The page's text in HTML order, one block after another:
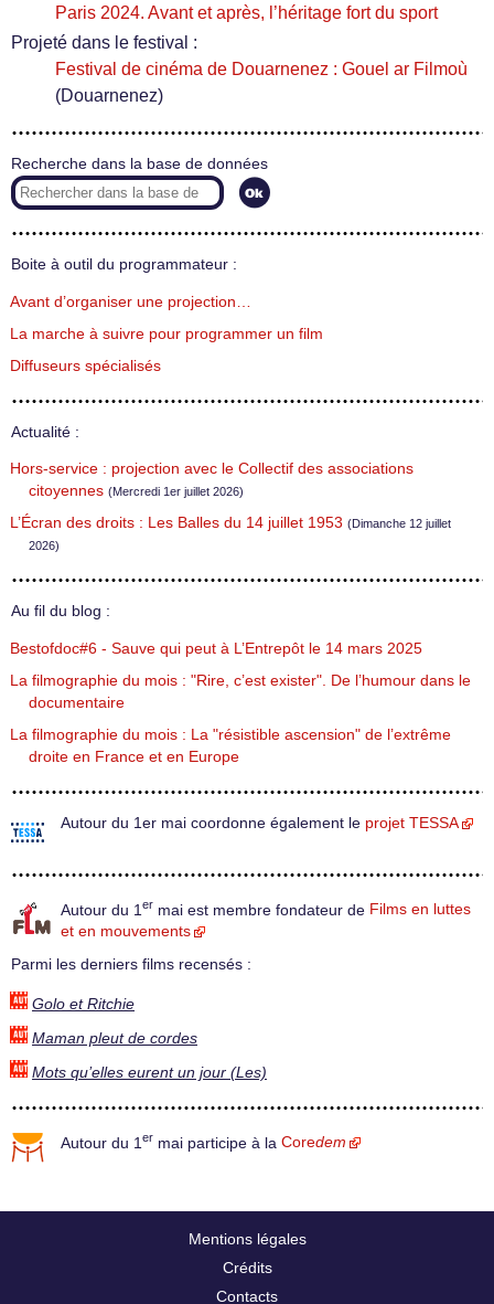
Paris 2024. Avant et après, l’héritage fort du sport
Projeté dans le festival :
Festival de cinéma de Douarnenez : Gouel ar Filmoù
(Douarnenez)
Recherche dans la base de données
Boite à outil du programmateur :
Avant d’organiser une projection…
La marche à suivre pour programmer un film
Diffuseurs spécialisés
Actualité :
Hors-service : projection avec le Collectif des associations
citoyennes (Mercredi 1er juillet 2026)
L’Écran des droits : Les Balles du 14 juillet 1953 (Dimanche 12 juillet
2026)
Au fil du blog :
Bestofdoc#6 - Sauve qui peut à L’Entrepôt le 14 mars 2025
La filmographie du mois : "Rire, c’est exister". De l’humour dans le
documentaire
La filmographie du mois : La "résistible ascension" de l’extrême
droite en France et en Europe
Autour du 1er mai coordonne également le projet TESSA
Autour du 1 er mai est membre fondateur de Films en luttes
et en mouvements
Parmi les derniers films recensés :
Golo et Ritchie
Maman pleut de cordes
Mots qu’elles eurent un jour (Les)
Autour du 1 er mai participe à la Coredem
Mentions légales
Crédits
Contacts